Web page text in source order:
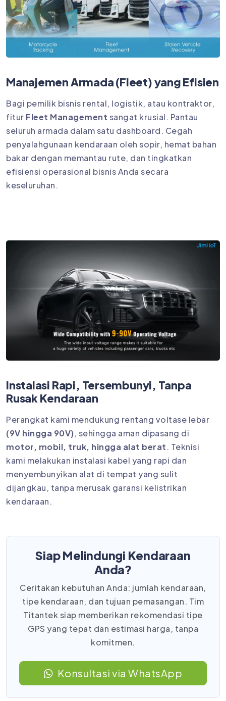
Manajemen Armada (Fleet) yang Efisien
Bagi pemilik bisnis rental, logistik, atau kontraktor,
fitur Fleet Management sangat krusial. Pantau
seluruh armada dalam satu dashboard. Cegah
penyalahgunaan kendaraan oleh sopir, hemat bahan
bakar dengan memantau rute, dan tingkatkan
efisiensi operasional bisnis Anda secara
keseluruhan.
Instalasi Rapi, Tersembunyi, Tanpa
Rusak Kendaraan
Perangkat kami mendukung rentang voltase lebar
(9V hingga 90V), sehingga aman dipasang di
motor, mobil, truk, hingga alat berat. Teknisi
kami melakukan instalasi kabel yang rapi dan
menyembunyikan alat di tempat yang sulit
dijangkau, tanpa merusak garansi kelistrikan
kendaraan.
Siap Melindungi Kendaraan
Anda?
Ceritakan kebutuhan Anda: jumlah kendaraan,
tipe kendaraan, dan tujuan pemasangan. Tim
Titantek siap memberikan rekomendasi tipe
GPS yang tepat dan estimasi harga, tanpa
komitmen.
Konsultasi via WhatsApp